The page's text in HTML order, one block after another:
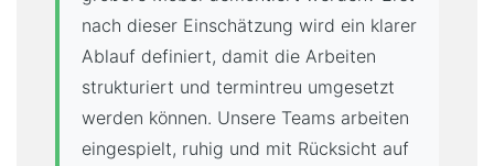
nach dieser Einschätzung wird ein klarer
Ablauf definiert, damit die Arbeiten
strukturiert und termintreu umgesetzt
werden können. Unsere Teams arbeiten
eingespielt, ruhig und mit Rücksicht auf